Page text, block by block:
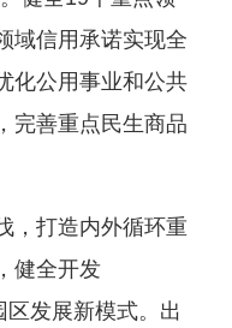
域信用承诺实现全
化公用事业和公共
完善重点民生商品
打造内外循环重
健全开发
区发展新模式。出